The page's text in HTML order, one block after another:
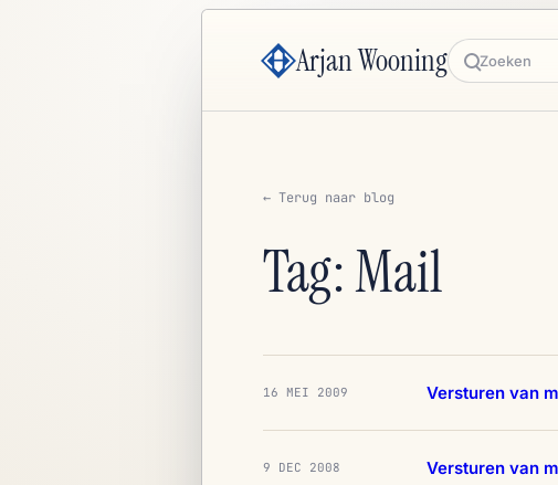
Arjan Wooning Zoeken
← Terug naar blog
Tag: Mail
16 MEI 2009 Versturen van
9 DEC 2008 Versturen van